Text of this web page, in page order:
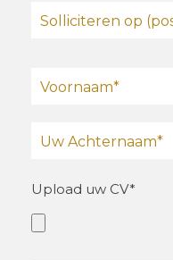
Upload uw CV*